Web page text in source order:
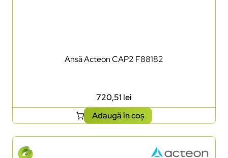
Ansă Acteon CAP2 F88182
720,51 lei
Adaugă în coș